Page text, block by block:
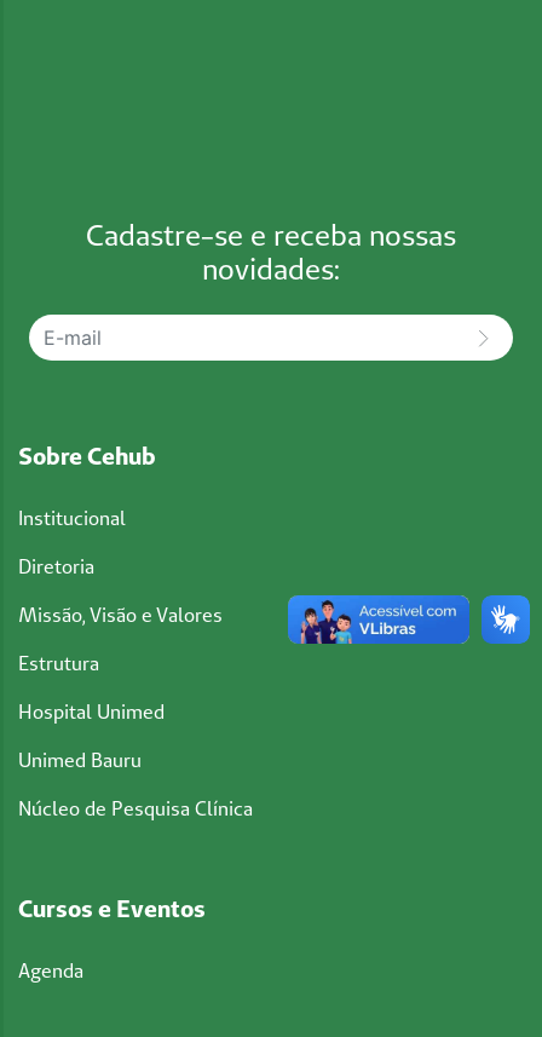
Cadastre-se e receba nossas
novidades:
Sobre Cehub
Institucional
Diretoria
Missão, Visão e Valores
Estrutura
Hospital Unimed
Unimed Bauru
Núcleo de Pesquisa Clínica
Cursos e Eventos
Agenda